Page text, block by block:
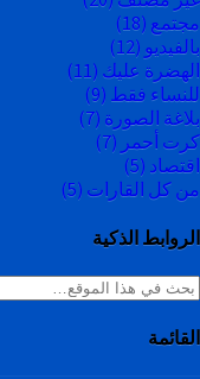
مجتمع (18)
بالفيديو (12)
الهضرة عليك (11)
للنساء فقط (9)
بلاغة الصورة (7)
كرت أحمر (7)
اقتصاد (5)
من كل القارات (5)
الروابط الذكية
القائمة